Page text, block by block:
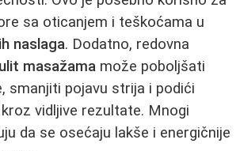
sa oticanjem i teškoćama u
naslaga. Dodatno, redovna
masažama može poboljšati
smanjiti pojavu strija i podići
vidljive rezultate. Mnogi
da se osećaju lakše i energičnije